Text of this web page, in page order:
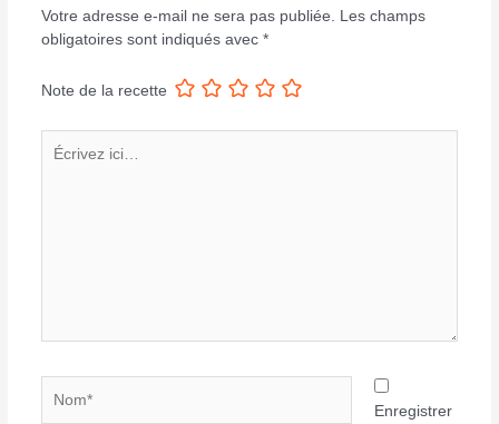
Votre adresse e-mail ne sera pas publiée. Les champs
obligatoires sont indiqués avec *
Note de la recette
ici…
Enregistrer